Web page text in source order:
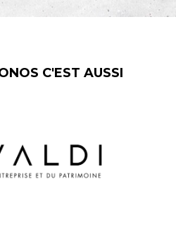
C'EST AUSSI